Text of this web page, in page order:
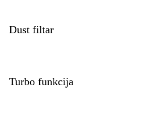
Dust filtar
Turbo funkcija